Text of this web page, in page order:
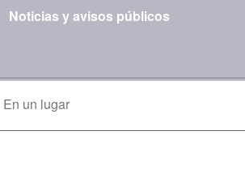
Noticias y avisos públicos